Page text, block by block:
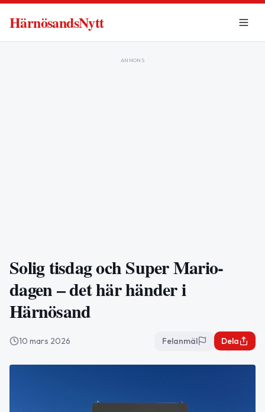
HärnösandsNytt
ANNONS
Solig tisdag och Super Mario-
dagen – det här händer i
Härnösand
10 mars 2026 Felanmäl Dela